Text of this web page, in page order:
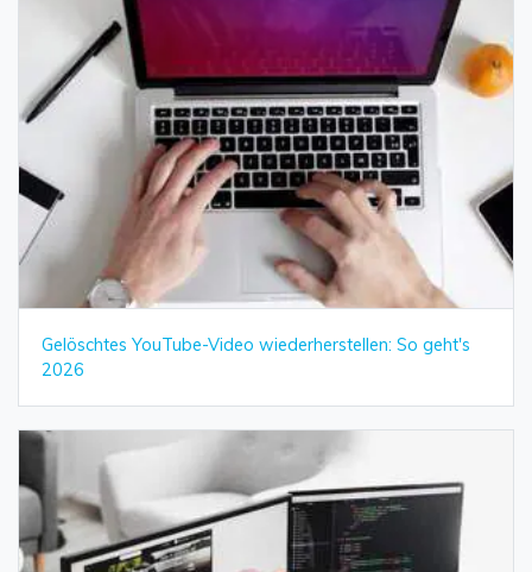
Gelöschtes YouTube-Video wiederherstellen: So geht's
2026